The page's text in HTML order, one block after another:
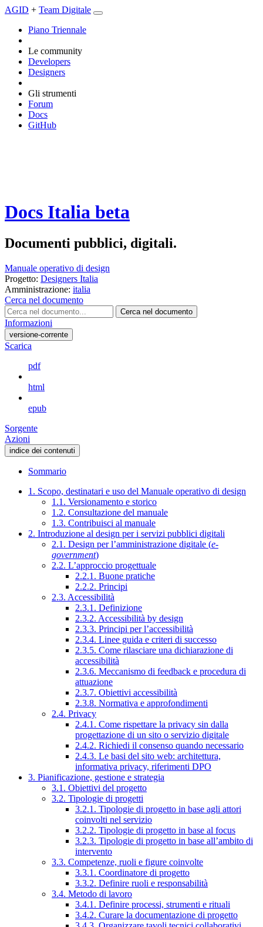
AGID + Team Digitale
Piano Triennale
Le community
Developers
Designers
Gli strumenti
Forum
Docs
GitHub
Docs Italia beta
Documenti pubblici, digitali.
Manuale operativo di design
Progetto: Designers Italia
Amministrazione: italia
Cerca nel documento
Cerca nel documento
Informazioni
versione-corrente
Scarica
pdf
html
epub
Sorgente
Azioni
indice dei contenuti
Sommario
1. Scopo, destinatari e uso del Manuale operativo di design
1.1. Versionamento e storico
1.2. Consultazione del manuale
1.3. Contribuisci al manuale
2. Introduzione al design per i servizi pubblici digitali
2.1. Design per l’amministrazione digitale (e-
government)
2.2. L’approccio progettuale
2.2.1. Buone pratiche
2.2.2. Principi
2.3. Accessibilità
2.3.1. Definizione
2.3.2. Accessibilità by design
2.3.3. Principi per l’accessibilità
2.3.4. Linee guida e criteri di successo
2.3.5. Come rilasciare una dichiarazione di
accessibilità
2.3.6. Meccanismo di feedback e procedura di
attuazione
2.3.7. Obiettivi accessibilità
2.3.8. Normativa e approfondimenti
2.4. Privacy
2.4.1. Come rispettare la privacy sin dalla
progettazione di un sito o servizio digitale
2.4.2. Richiedi il consenso quando necessario
2.4.3. Le basi del sito web: architettura,
informativa privacy, riferimenti DPO
3. Pianificazione, gestione e strategia
3.1. Obiettivi del progetto
3.2. Tipologie di progetti
3.2.1. Tipologie di progetto in base agli attori
coinvolti nel servizio
3.2.2. Tipologie di progetto in base al focus
3.2.3. Tipologie di progetto in base all’ambito di
intervento
3.3. Competenze, ruoli e figure coinvolte
3.3.1. Coordinatore di progetto
3.3.2. Definire ruoli e responsabilità
3.4. Metodo di lavoro
3.4.1. Definire processi, strumenti e rituali
3.4.2. Curare la documentazione di progetto